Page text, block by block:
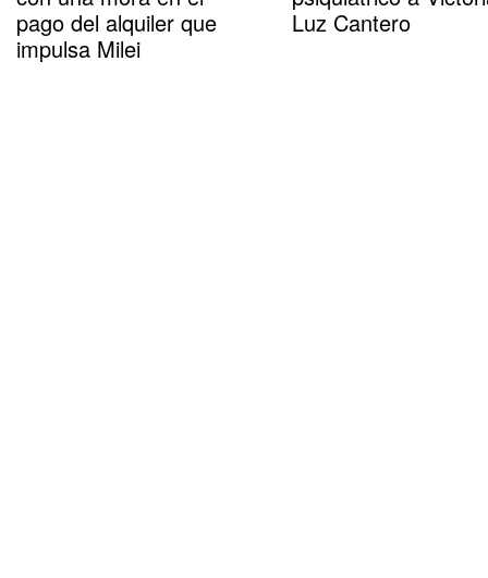
pago del alquiler que
impulsa Milei
Luz Cantero